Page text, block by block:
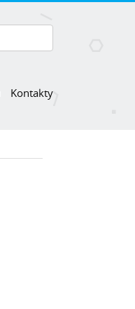
Kontakty